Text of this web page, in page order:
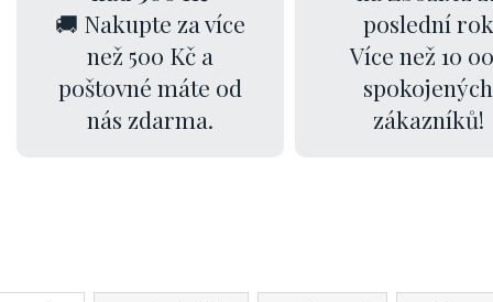
🚚 Nakupte za více
než 500 Kč a
poštovné máte od
nás zdarma.
poslední rok
Více než 10
spokojených
zákazníků!